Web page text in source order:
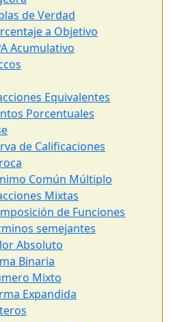
de Verdad
a Objetivo
Acumulativo
Equivalentes
Porcentuales
de Calificaciones
Común Múltiplo
Mixtas
de Funciones
semejantes
Absoluto
Binaria
Mixto
Expandida